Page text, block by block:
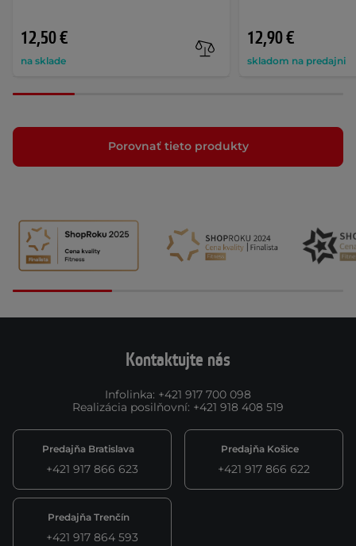
12,50 €
na sklade
12,90 €
skladom na predajni
Porovnať tieto produkty
Kontaktujte nás
Infolinka: +421 917 700 098
Realizácia posilňovní: +421 918 408 519
Predajňa Bratislava
+421 917 866 623
Predajňa Košice
+421 917 866 622
Predajňa Trenčín
+421 917 864 593